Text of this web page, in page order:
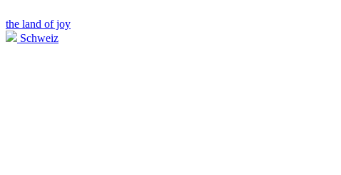
the land of joy
Schweiz